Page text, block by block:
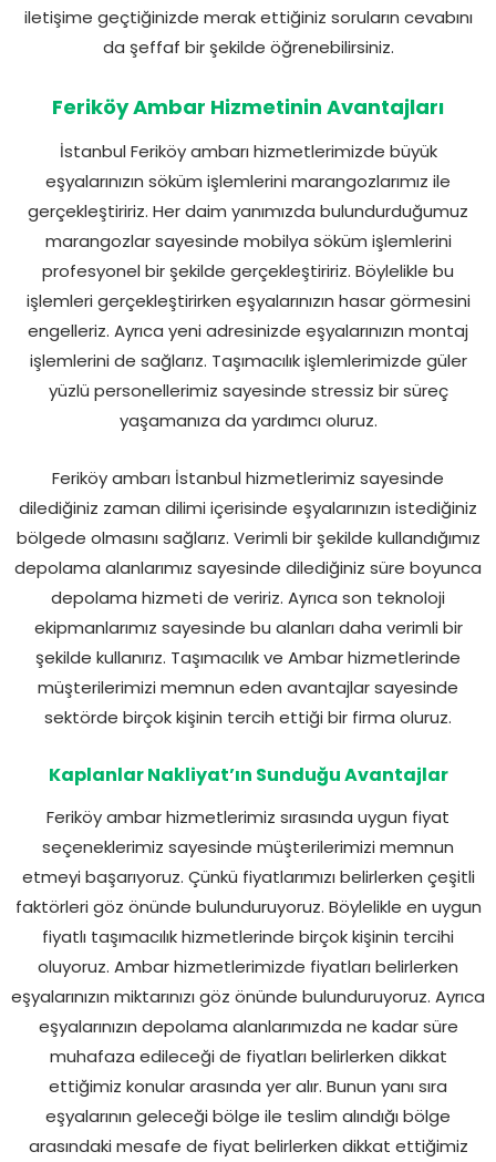
iletişime geçtiğinizde merak ettiğiniz soruların cevabını
da şeffaf bir şekilde öğrenebilirsiniz.
Feriköy Ambar Hizmetinin Avantajları
İstanbul Feriköy ambarı hizmetlerimizde büyük
eşyalarınızın söküm işlemlerini marangozlarımız ile
gerçekleştiririz. Her daim yanımızda bulundurduğumuz
marangozlar sayesinde mobilya söküm işlemlerini
profesyonel bir şekilde gerçekleştiririz. Böylelikle bu
işlemleri gerçekleştirirken eşyalarınızın hasar görmesini
engelleriz. Ayrıca yeni adresinizde eşyalarınızın montaj
işlemlerini de sağlarız. Taşımacılık işlemlerimizde güler
yüzlü personellerimiz sayesinde stressiz bir süreç
yaşamanıza da yardımcı oluruz.
Feriköy ambarı İstanbul hizmetlerimiz sayesinde
dilediğiniz zaman dilimi içerisinde eşyalarınızın istediğiniz
bölgede olmasını sağlarız. Verimli bir şekilde kullandığımız
depolama alanlarımız sayesinde dilediğiniz süre boyunca
depolama hizmeti de veririz. Ayrıca son teknoloji
ekipmanlarımız sayesinde bu alanları daha verimli bir
şekilde kullanırız. Taşımacılık ve Ambar hizmetlerinde
müşterilerimizi memnun eden avantajlar sayesinde
sektörde birçok kişinin tercih ettiği bir firma oluruz.
Kaplanlar Nakliyat’ın Sunduğu Avantajlar
Feriköy ambar hizmetlerimiz sırasında uygun fiyat
seçeneklerimiz sayesinde müşterilerimizi memnun
etmeyi başarıyoruz. Çünkü fiyatlarımızı belirlerken çeşitli
faktörleri göz önünde bulunduruyoruz. Böylelikle en uygun
fiyatlı taşımacılık hizmetlerinde birçok kişinin tercihi
oluyoruz. Ambar hizmetlerimizde fiyatları belirlerken
eşyalarınızın miktarınızı göz önünde bulunduruyoruz. Ayrıca
eşyalarınızın depolama alanlarımızda ne kadar süre
muhafaza edileceği de fiyatları belirlerken dikkat
ettiğimiz konular arasında yer alır. Bunun yanı sıra
eşyalarının geleceği bölge ile teslim alındığı bölge
arasındaki mesafe de fiyat belirlerken dikkat ettiğimiz